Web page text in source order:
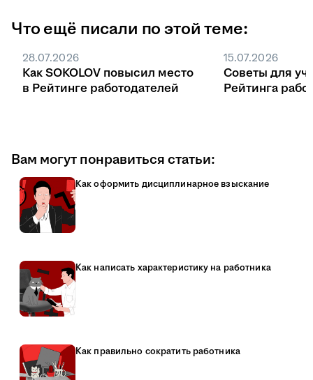
Что ещё писали по этой теме:
28.07.2026
Как SOKOLOV повысил место
в Рейтинге работодателей
15.07.2026
Советы для
Рейтинга
Вам могут понравиться статьи:
Как оформить дисциплинарное взыскание
Как написать характеристику на работника
Как правильно сократить работника